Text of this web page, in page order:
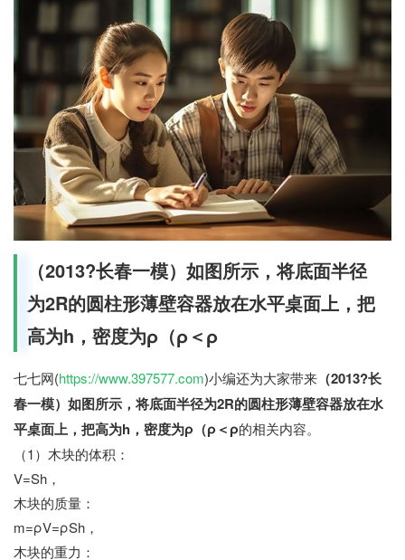
（2013?长春一模）如图所示，将底面半径
为2R的圆柱形薄壁容器放在水平桌面上，把
高为h，密度为ρ（ρ＜ρ
七七网(https://www.397577.com)小编还为大家带来 （2013?长
春一模）如图所示，将底面半径为2R的圆柱形薄壁容器放在水
平桌面上，把高为h，密度为ρ（ρ＜ρ的相关内容。
（1）木块的体积：
V=Sh，
木块的质量：
m=ρV=ρSh，
木块的重力：